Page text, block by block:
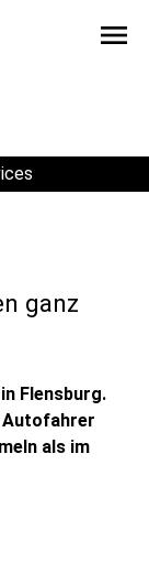
menu
ganz
Flensburg.
Autofahrer
als im